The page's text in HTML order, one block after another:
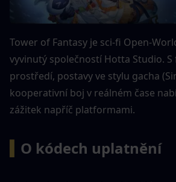
Tower of Fantasy je sci-fi Open-
vyvinutý společností Hotta Studio.
prostředí, postavy ve stylu gacha
kooperativní boj v reálném čase
zážitek napříč platformami.
O kódech uplatnění